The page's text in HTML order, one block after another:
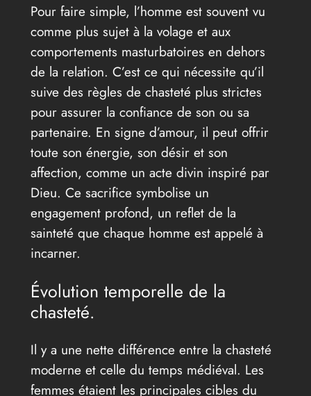
Pour faire simple, l’homme est souvent vu
comme plus sujet à la volage et aux
comportements masturbatoires en dehors
de la relation. C’est ce qui nécessite qu’il
suive des règles de chasteté plus strictes
pour assurer la confiance de son ou sa
partenaire. En signe d’amour, il peut offrir
toute son énergie, son désir et son
affection, comme un acte divin inspiré par
Dieu. Ce sacrifice symbolise un
engagement profond, un reflet de la
sainteté que chaque homme est appelé à
incarner.
Évolution temporelle de la
chasteté.
Il y a une nette différence entre la chasteté
moderne et celle du temps médiéval. Les
femmes étaient les principales cibles du